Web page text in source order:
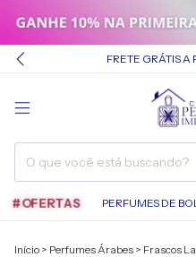
FRETE GRÁTIS A
#OFERTAS PERFUMES DE
Início > Perfumes Árabes > Frascos